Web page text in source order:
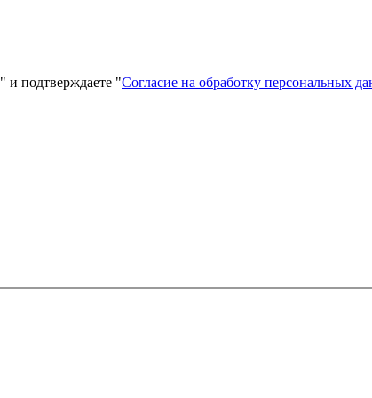
" и подтверждаете "Согласие на обработку персональных